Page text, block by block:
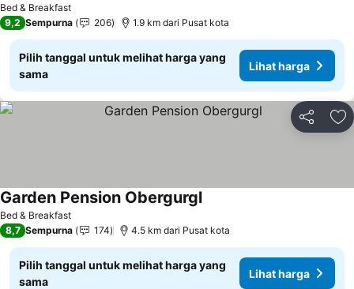
Bed & Breakfast
9,2 Sempurna 206 1.9 km dari Pusat kota
Pilih tanggal untuk melihat harga yang
sama
Lihat harga
Bagikan
Bed & Breakfast
Garden Pension ObergurglLihat harga
8,7 Sempurna 174 4.5 km dari Pusat kota
Pilih tanggal untuk melihat harga yang
sama
Lihat harga